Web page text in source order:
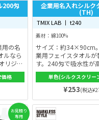
200匁
の名
ルなら
リジナ
ます。
にも
ノベ
価格
企業用名入れシルク
(TH)
TMIX LAB 丨 t240
素材：綿100%
サイズ：約34×90cm
業用フェイスタオルが
す。240匁で吸水性が
わ手触り。シルクス
発色が良く、色落ちも
す。届いたら即配るこ
うに、OPPに入れたり
りして納品することも
単色(シルクスクリー
¥253(税込
お見積り
専用